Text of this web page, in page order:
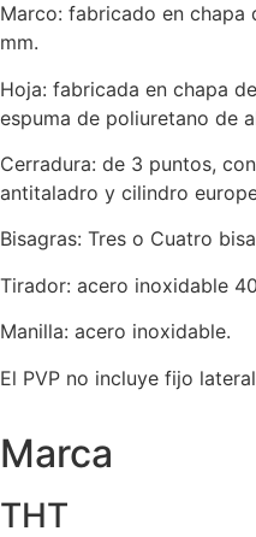
Marco: fabricado en chapa
mm.
Hoja: fabricada en chapa
espuma de poliuretano de
Cerradura: de 3 puntos,
antitaladro y cilindro
Bisagras: Tres o Cuatro
Tirador: acero inoxidable
Manilla: acero inoxidable.
El PVP no incluye fijo
Marca
THT